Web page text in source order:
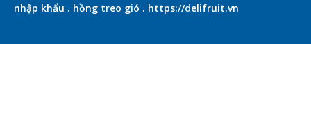
nhập khẩu . hồng treo gió . https://delifruit.vn